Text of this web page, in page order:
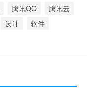
腾讯QQ
腾讯云
设计
软件